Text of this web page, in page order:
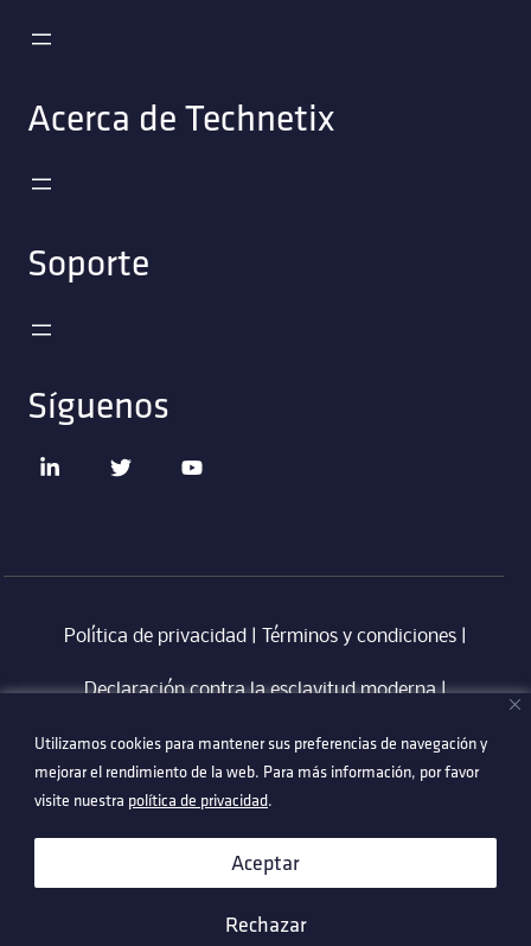
Utilizamos cookies para mantener sus preferencias de navegación y
mejorar el rendimiento de la web. Para más información, por favor
visite nuestra política de privacidad.
Rechazar
Aceptar
Utilizamos cookies para mantener sus preferencias de navegación y
mejorar el rendimiento de la web. Para más información, por favor
visite nuestra política de privacidad.
Rechazar
Aceptar
Acerca de Technetix
Soporte
Síguenos
Política de privacidad Términos y condiciones
Declaración contra la esclavitud moderna‎ |
Código de Conducta en Proveedores Technetix|
Politica Anti-Corrupció